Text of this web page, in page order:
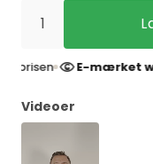
E-mærket
Videoer